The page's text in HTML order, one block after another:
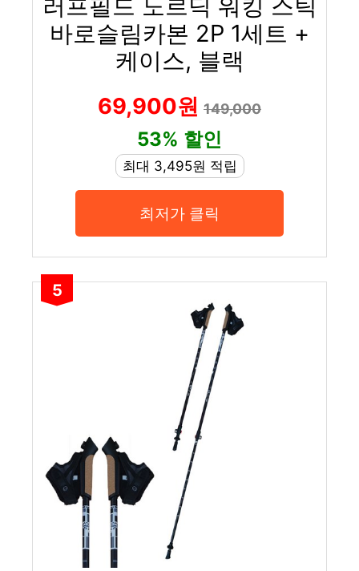
러프필드 노르딕 워킹 스틱
바로슬림카본 2P 1세트 +
케이스, 블랙
69,900원 149,000
53% 할인
최대 3,495원 적립
최저가 클릭
5